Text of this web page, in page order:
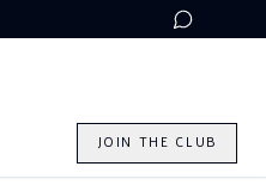
JOIN THE CLUB